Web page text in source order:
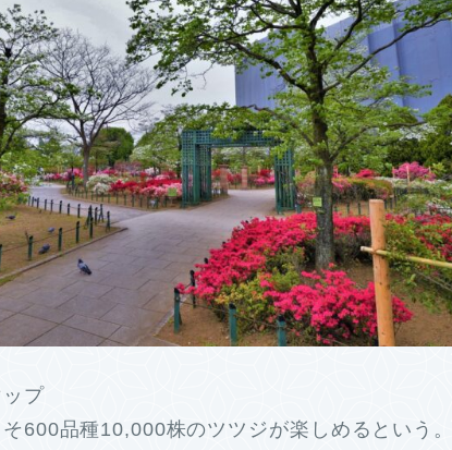
プ
600品種10,000株のツツジが楽しめるという。